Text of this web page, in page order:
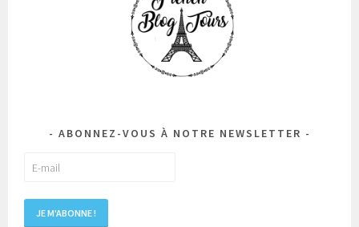
ABONNEZ-VOUS À NOTRE NEWSLETTER